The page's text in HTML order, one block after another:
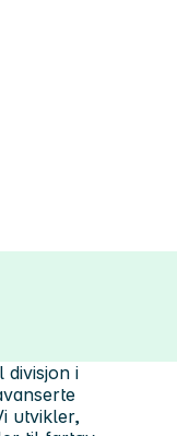
divisjon i
utvikler,